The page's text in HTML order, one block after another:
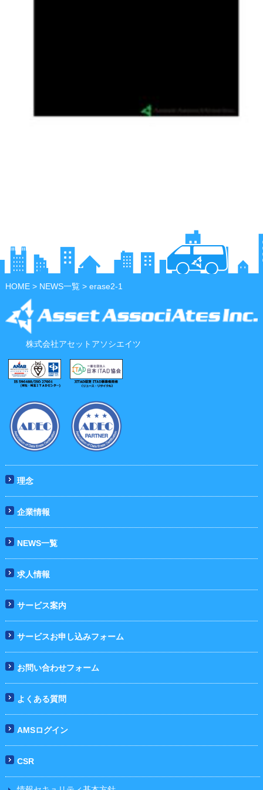
HOME> NEWS一覧> erase2-1
株式会社アセットアソシエイツ
理念
企業情報
NEWS一覧
求人情報
サービス案内
サービスお申し込みフォーム
お問い合わせフォーム
よくある質問
AMSログイン
CSR